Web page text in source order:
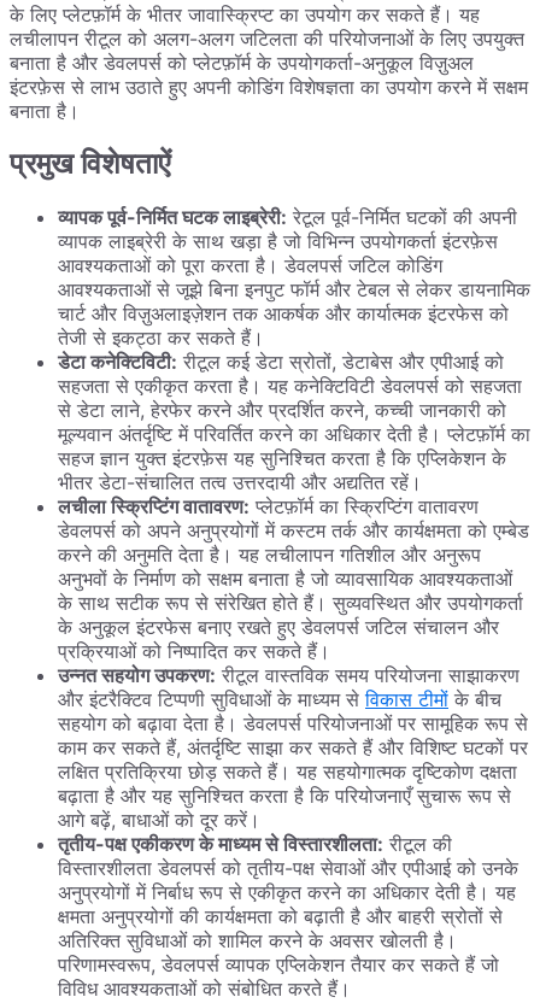
के लिए प्लेटफ़ॉर्म के भीतर जावास्क्रिप्ट का उपयोग कर सकते हैं। यह
लचीलापन रीटूल को अलग-अलग जटिलता की परियोजनाओं के लिए उपयुक्त
बनाता है और डेवलपर्स को प्लेटफ़ॉर्म के उपयोगकर्ता-अनुकूल विज़ुअल
इंटरफ़ेस से लाभ उठाते हुए अपनी कोडिंग विशेषज्ञता का उपयोग करने में सक्षम
बनाता है।
प्रमुख विशेषताऐं
व्यापक पूर्व-निर्मित घटक लाइब्रेरी: रेटूल पूर्व-निर्मित घटकों की अपनी
व्यापक लाइब्रेरी के साथ खड़ा है जो विभिन्न उपयोगकर्ता इंटरफ़ेस
आवश्यकताओं को पूरा करता है। डेवलपर्स जटिल कोडिंग
आवश्यकताओं से जूझे बिना इनपुट फॉर्म और टेबल से लेकर डायनामिक
चार्ट और विज़ुअलाइज़ेशन तक आकर्षक और कार्यात्मक इंटरफेस को
तेजी से इकट्ठा कर सकते हैं।
डेटा कनेक्टिविटी: रीटूल कई डेटा स्रोतों, डेटाबेस और एपीआई को
सहजता से एकीकृत करता है। यह कनेक्टिविटी डेवलपर्स को सहजता
से डेटा लाने, हेरफेर करने और प्रदर्शित करने, कच्ची जानकारी को
मूल्यवान अंतर्दृष्टि में परिवर्तित करने का अधिकार देती है। प्लेटफ़ॉर्म का
सहज ज्ञान युक्त इंटरफ़ेस यह सुनिश्चित करता है कि एप्लिकेशन के
भीतर डेटा-संचालित तत्व उत्तरदायी और अद्यतित रहें।
लचीला स्क्रिप्टिंग वातावरण: प्लेटफ़ॉर्म का स्क्रिप्टिंग वातावरण
डेवलपर्स को अपने अनुप्रयोगों में कस्टम तर्क और कार्यक्षमता को एम्बेड
करने की अनुमति देता है। यह लचीलापन गतिशील और अनुरूप
अनुभवों के निर्माण को सक्षम बनाता है जो व्यावसायिक आवश्यकताओं
के साथ सटीक रूप से संरेखित होते हैं। सुव्यवस्थित और उपयोगकर्ता
के अनुकूल इंटरफेस बनाए रखते हुए डेवलपर्स जटिल संचालन और
प्रक्रियाओं को निष्पादित कर सकते हैं।
उन्नत सहयोग उपकरण: रीटूल वास्तविक समय परियोजना साझाकरण
और इंटरैक्टिव टिप्पणी सुविधाओं के माध्यम सेविकास टीमों के बीच
सहयोग को बढ़ावा देता है। डेवलपर्स परियोजनाओं पर सामूहिक रूप से
काम कर सकते हैं, अंतर्दृष्टि साझा कर सकते हैं और विशिष्ट घटकों पर
लक्षित प्रतिक्रिया छोड़ सकते हैं। यह सहयोगात्मक दृष्टिकोण दक्षता
बढ़ाता है और यह सुनिश्चित करता है कि परियोजनाएँ सुचारू रूप से
आगे बढ़ें, बाधाओं को दूर करें।
तृतीय-पक्ष एकीकरण के माध्यम से विस्तारशीलता: रीटूल की
विस्तारशीलता डेवलपर्स को तृतीय-पक्ष सेवाओं और एपीआई को उनके
अनुप्रयोगों में निर्बाध रूप से एकीकृत करने का अधिकार देती है। यह
क्षमता अनुप्रयोगों की कार्यक्षमता को बढ़ाती है और बाहरी स्रोतों से
अतिरिक्त सुविधाओं को शामिल करने के अवसर खोलती है।
परिणामस्वरूप, डेवलपर्स व्यापक एप्लिकेशन तैयार कर सकते हैं जो
विविध आवश्यकताओं को संबोधित करते हैं।